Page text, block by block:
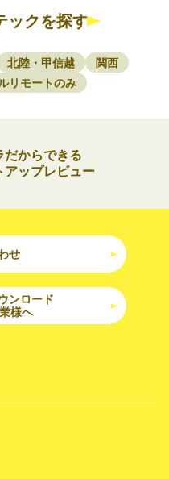
ックを探す
北陸・甲信越
関西
リモートのみ
だからできる
アップレビュー
せ
ンロード
様へ